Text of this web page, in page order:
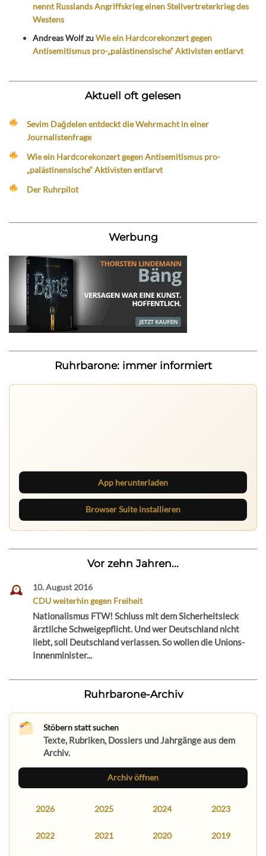
nennt Russlands Angriffskrieg einen Stellvertreterkrieg des
Westens
Andreas WolfzuWie ein Hardcorekonzert gegen
Antisemitismus pro-„palästinensische“ Aktivisten entlarvt
Aktuell oft gelesen
Sevim Dağdelen entdeckt die Wehrmacht in einer
Journalistenfrage
Wie ein Hardcorekonzert gegen Antisemitismus pro-
„palästinensische“ Aktivisten entlarvt
Der Ruhrpilot
Werbung
Ruhrbarone: immer informiert
App herunterladen
Browser Suite installieren
Vor zehn Jahren...
10. August 2016
CDU weiterhin gegen Freiheit
Nationalismus FTW! Schluss mit dem Sicherheitsleck
ärztliche Schweigepflicht. Und wer Deutschland nicht
liebt, soll Deutschland verlassen. So wollen die Unions-
Innenminister...
Ruhrbarone-Archiv
Stöbern statt suchen
Texte, Rubriken, Dossiers und Jahrgänge aus dem
Archiv.
Archiv öffnen
2026 2025 2024 2023
2022 2021 2020 2019